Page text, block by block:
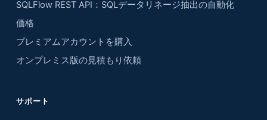
SQLFlow REST API：SQLデータリネージ抽出の自動化
価格
プレミアムアカウントを購入
オンプレミス版の見積もり依頼
サポート